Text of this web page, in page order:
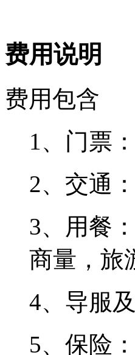
费用说明
费用包含
1、门票
2、交通
3、用餐
商量，旅
4、导服
5、保险